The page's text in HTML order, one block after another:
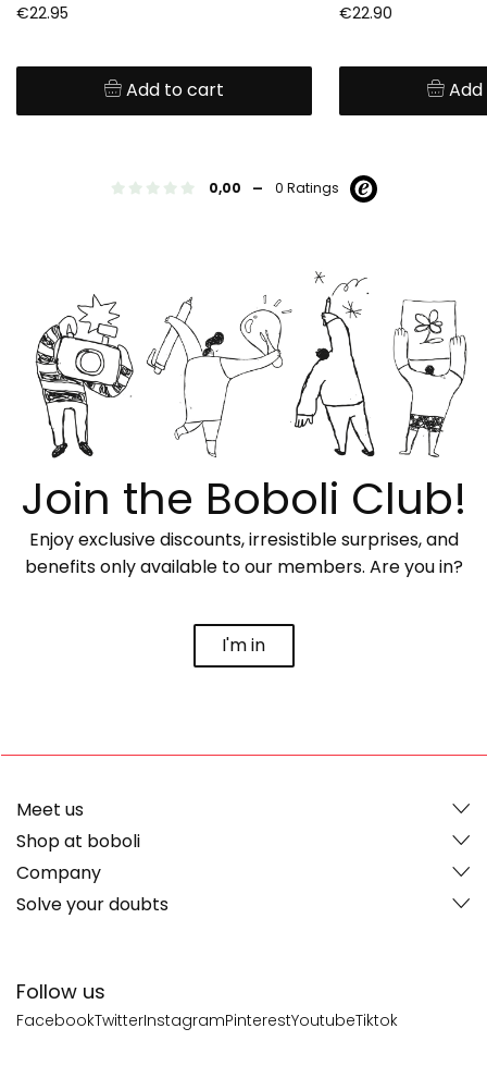
€22.95
Add to cart
€22.90
0,00 - 0 Ratings
Join the Boboli Club!
Enjoy exclusive discounts, irresistible surprises, and
benefits only available to our members. Are you in?
I'm in
Follow us
FacebookTwitterInstagramPinterestYoutubeTiktok
Meet us
Shop at boboli
Company
Solve your doubts